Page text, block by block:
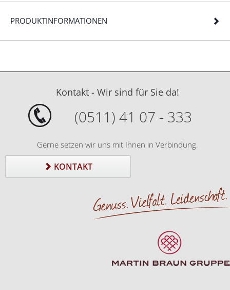
PRODUKTINFORMATIONEN
Kontakt - Wir sind für Sie da!
(0511) 41 07 - 333
Gerne setzen wir uns mit Ihnen in Verbindung.
KONTAKT